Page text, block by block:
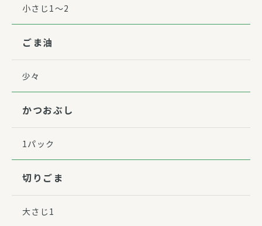
小さじ1～2
ごま油
少々
かつおぶし
1パック
切りごま
大さじ1